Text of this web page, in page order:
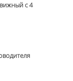
с 4